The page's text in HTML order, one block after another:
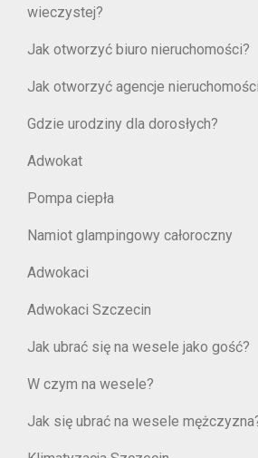
wieczystej?
Jak otworzyć biuro nieruchomości?
Jak otworzyć agencje
Gdzie urodziny dla dorosłych?
Adwokat
Pompa ciepła
Namiot glampingowy całoroczny
Adwokaci
Adwokaci Szczecin
Jak ubrać się na wesele jako gość?
W czym na wesele?
Jak się ubrać na wesele